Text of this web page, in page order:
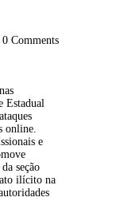
0 Comments
Estadual
online.
e
seção
ilícito na